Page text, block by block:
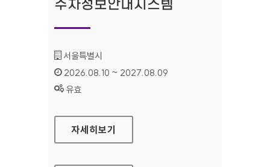
주차정보안내시스템
기관명 :
서울특별시
인증기간 :
2026.08.10 ~ 2027.08.09
상태 :
유효
서울특별시 주차정보안내시스템
자세히보기